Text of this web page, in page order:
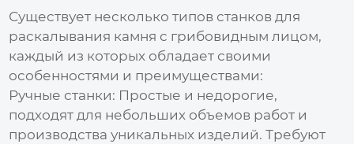
Существует несколько типов станков для
раскалывания камня с грибовидным лицом,
каждый из которых обладает своими
особенностями и преимуществами:
Ручные станки: Простые и недорогие,
подходят для небольших объемов работ и
производства уникальных изделий. Требуют